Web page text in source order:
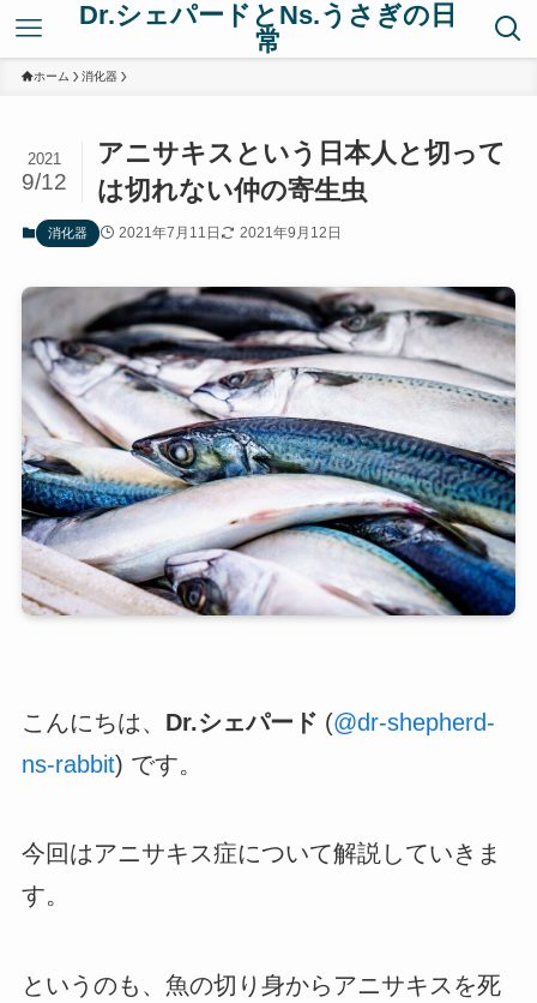
Dr.シェパードとNs.うさぎの日
常
ホーム 消化器
アニサキスという日本人と切って
は切れない仲の寄生虫
2021
9/12
消化器 2021年7月11日 2021年9月12日
こんにちは、 Dr.シェパード (@dr-shepherd-
ns-rabbit) です。
今回はアニサキス症について解説していきま
す。
というのも、魚の切り身からアニサキスを死